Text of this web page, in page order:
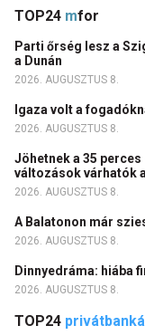
TOP24 mfor
Parti őrség lesz a
a Dunán
2026. AUGUSZTUS 8.
Igaza volt a
2026. AUGUSZTUS 8.
Jöhetnek a 35
változások várhatók
2026. AUGUSZTUS 8.
A Balatonon már
2026. AUGUSZTUS 8.
Dinnyedráma: hiába
2026. AUGUSZTUS 8.
TOP24